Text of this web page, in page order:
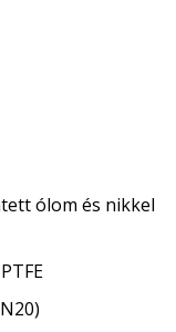
ólom és nikkel